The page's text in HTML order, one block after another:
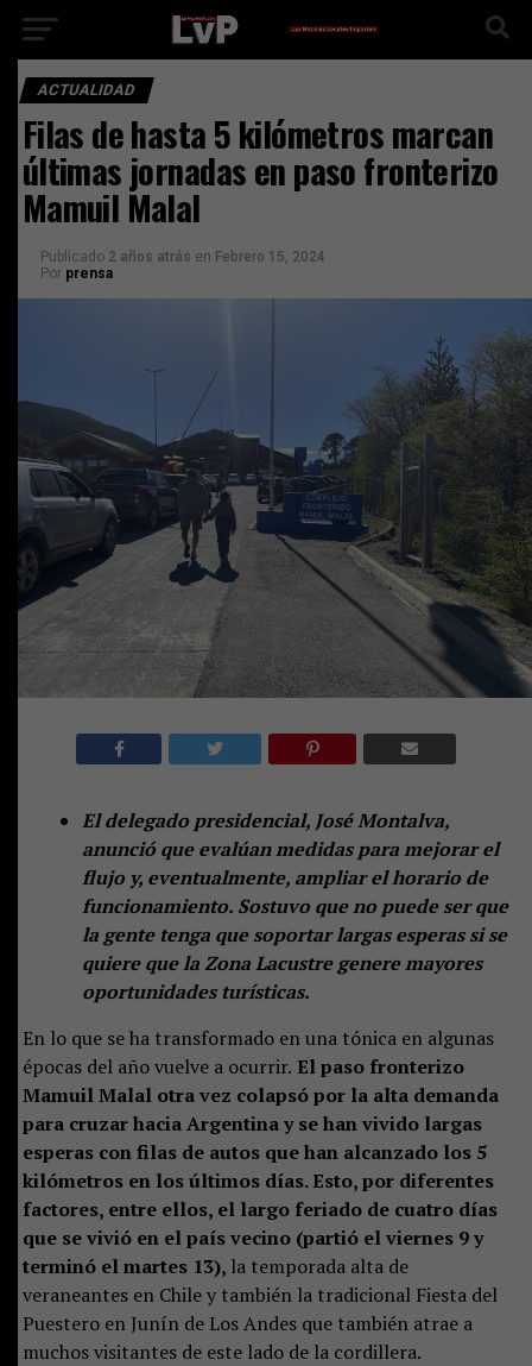
ACTUALIDAD
Filas de hasta 5 kilómetros marcan
últimas jornadas en paso fronterizo
Mamuil Malal
Publicado 2 años atrás en Febrero 15, 2024
Por prensa
El delegado presidencial, José Montalva,
anunció que evalúan medidas para mejorar el
flujo y, eventualmente, ampliar el horario de
funcionamiento. Sostuvo que no puede ser que
la gente tenga que soportar largas esperas si se
quiere que la Zona Lacustre genere mayores
oportunidades turísticas.
En lo que se ha transformado en una tónica en algunas
épocas del año vuelve a ocurrir. El paso fronterizo
Mamuil Malal otra vez colapsó por la alta demanda
para cruzar hacia Argentina y se han vivido largas
esperas con filas de autos que han alcanzado los 5
kilómetros en los últimos días. Esto, por diferentes
factores, entre ellos, el largo feriado de cuatro días
que se vivió en el país vecino (partió el viernes 9 y
terminó el martes 13), la temporada alta de
veraneantes en Chile y también la tradicional Fiesta del
Puestero en Junín de Los Andes que también atrae a
muchos visitantes de este lado de la cordillera.